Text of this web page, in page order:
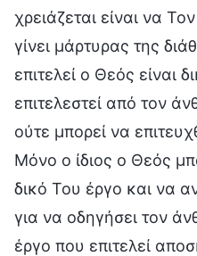
χρειάζεται είναι να
γίνει μάρτυρας της
επιτελεί ο Θεός είναι
επιτελεστεί από τον
ούτε μπορεί να
Μόνο ο ίδιος ο Θεός
δικό Του έργο και να
για να οδηγήσει τον
έργο που επιτελεί